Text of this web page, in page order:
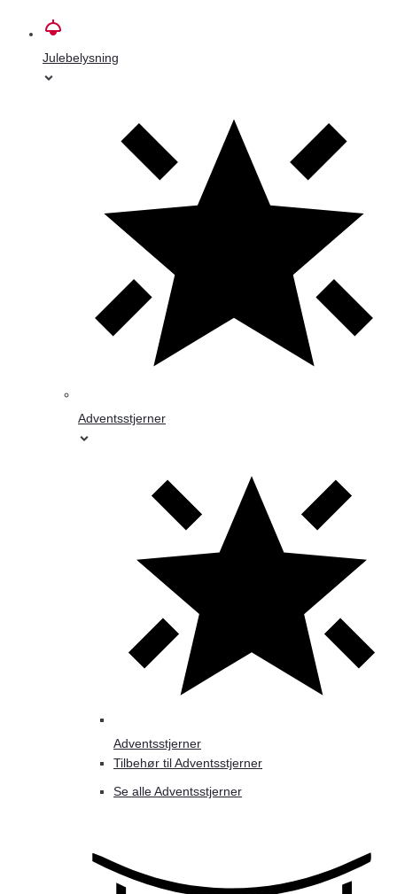
Julebelysning
Adventsstjerner
Adventsstjerner
Tilbehør til Adventsstjerner
Se alle Adventsstjerner